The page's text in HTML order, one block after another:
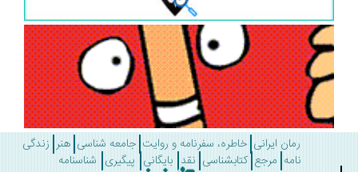
رمان ایرانی خاطره، سفرنامه و روایت جامعه شناسی هنر زندگی
مرجع کتابشناسی نقد بایگانی پیگیری شناسنامه